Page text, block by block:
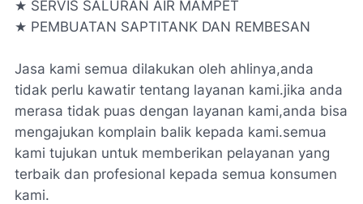
★ SERVIS SALURAN AIR MAMPET
★ PEMBUATAN SAPTITANK DAN REMBESAN
Jasa kami semua dilakukan oleh ahlinya,anda
tidak perlu kawatir tentang layanan kami.jika anda
merasa tidak puas dengan layanan kami,anda bisa
mengajukan komplain balik kepada kami.semua
kami tujukan untuk memberikan pelayanan yang
terbaik dan profesional kepada semua konsumen
kami.